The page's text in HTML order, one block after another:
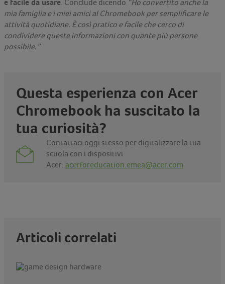
e facile da usare. Conclude dicendo “Ho convertito anche la
mia famiglia e i miei amici al Chromebook per semplificare le
attività quotidiane. È così pratico e facile che cerco di
condividere queste informazioni con quante più persone
possibile.”
Questa esperienza con Acer
Chromebook ha suscitato la
tua curiosità?
Contattaci oggi stesso per digitalizzare la tua
scuola con i dispositivi
Acer: acerforeducation.emea@acer.com
Articoli correlati